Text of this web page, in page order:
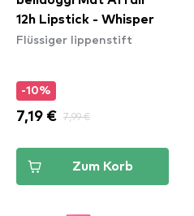
12h Lipstick - Whisper
Flüssiger lippenstift
-10%
7,19 € 7,99 €
Zum Korb